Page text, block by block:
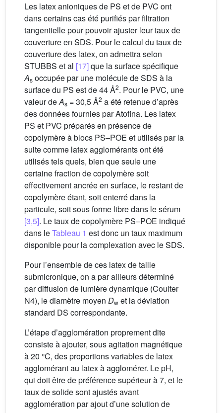
Les latex anioniques de PS et de PVC ont
dans certains cas été purifiés par filtration
tangentielle pour pouvoir ajuster leur taux de
couverture en SDS. Pour le calcul du taux de
couverture des latex, on admettra selon
STUBBS et al [17]que la surface spécifique
As occupée par une molécule de SDS à la
surface du PS est de 44 Å2. Pour le PVC, une
valeur deAs = 30,5 Å2 a été retenue d’après
des données fournies par Atofina. Les latex
PS et PVC préparés en présence de
copolymère à blocs PS–POE et utilisés par la
suite comme latex agglomérants ont été
utilisés tels quels, bien que seule une
certaine fraction de copolymère soit
effectivement ancrée en surface, le restant de
copolymère étant, soit enterré dans la
particule, soit sous forme libre dans le sérum
[3,5]. Le taux de copolymère PS–POE indiqué
dans leTableau 1 est donc un taux maximum
disponible pour la complexation avec le SDS.
Pour l’ensemble de ces latex de taille
submicronique, on a par ailleurs déterminé
par diffusion de lumière dynamique (Coulter
N4), le diamètre moyen Dw et la déviation
standard DS correspondante.
L’étape d’agglomération proprement dite
consiste à ajouter, sous agitation magnétique
à 20 °C, des proportions variables de latex
agglomérant au latex à agglomérer. Le pH,
qui doit être de préférence supérieur à 7, et le
taux de solide sont ajustés avant
agglomération par ajout d’une solution de